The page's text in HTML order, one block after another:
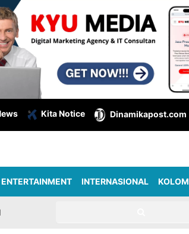
Kita Notice Dinamikapost.com
ENTERTAINMENT INTERNASIONAL KOLOM